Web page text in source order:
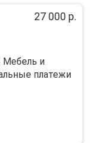
27 000 р.
Мебель и
платежи